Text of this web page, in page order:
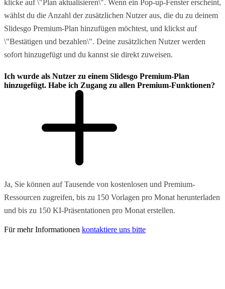
klicke auf \"Plan aktualisieren\". Wenn ein Pop-up-Fenster erscheint,
wählst du die Anzahl der zusätzlichen Nutzer aus, die du zu deinem
Slidesgo Premium-Plan hinzufügen möchtest, und klickst auf
\"Bestätigen und bezahlen\". Deine zusätzlichen Nutzer werden
sofort hinzugefügt und du kannst sie direkt zuweisen.
Ich wurde als Nutzer zu einem Slidesgo Premium-Plan
hinzugefügt. Habe ich Zugang zu allen Premium-Funktionen?
Ja, Sie können auf Tausende von kostenlosen und Premium-
Ressourcen zugreifen, bis zu 150 Vorlagen pro Monat herunterladen
und bis zu 150 KI-Präsentationen pro Monat erstellen.
Für mehr Informationen kontaktiere uns bitte